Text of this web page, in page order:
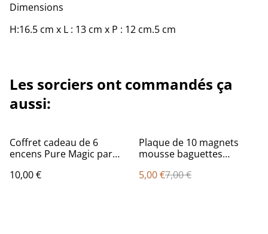
Dimensions
H:16.5 cm x L : 13 cm x P : 12 cm.5 cm
Les sorciers ont commandés ça
aussi:
Coffret cadeau de 6
encens Pure Magic par
10,00 €
%
Plaque de 10 magnets
mousse baguettes
série 2
5,00 €7,00 €